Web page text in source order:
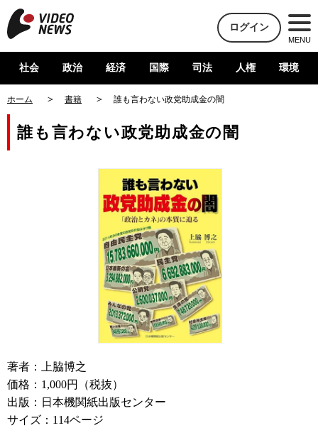
ログイン
MENU
社会 政治 経済 国際 司法 人権 環境
ホーム 書籍 誰も言わない政党助成金の闇
誰も言わない政党助成金の闇
著者：上脇博之
価格：1,000円（税抜）
出版：日本機関紙出版センター
サイズ：114ページ